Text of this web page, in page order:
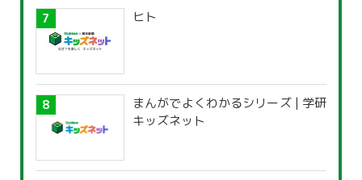
ヒト
まんがでよくわかるシリーズ | 学研
キッズネット